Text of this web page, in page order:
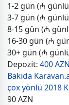
1-2 gün (₼
3-7 gün (₼
8-15 gün (₼
16-30 gün (₼
30+ gün (₼
Depozit: 400 AZN
Bakıda
çox yönlü 2018
90AZN